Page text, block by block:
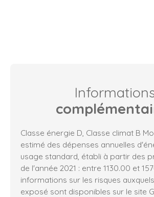
Classe énergie D, Classe climat B
estimé des dépenses annuelles
usage standard, établi à partir des
de l'année 2021 : entre 1130.00 et
informations sur les risques
exposé sont disponibles sur le site